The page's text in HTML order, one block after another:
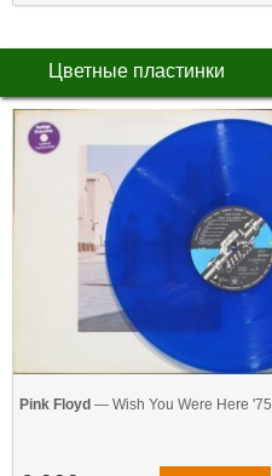
Цветные пластинки
Pink Floyd — Wish You Were Here '75